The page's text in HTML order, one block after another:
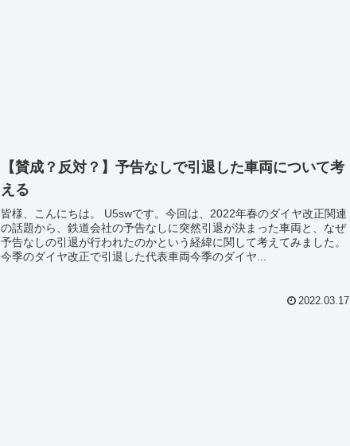
【賛成？反対？】予告なしで引退した車両について考
える
皆様、こんにちは。 U5swです。今回は、2022年春のダイヤ改正関連
の話題から、鉄道会社の予告なしに突然引退が決まった車両と、なぜ
予告なしの引退が行われたのかという経緯に関して考えてみました。
今季のダイヤ改正で引退した代表車両今季のダイヤ...
2022.03.17